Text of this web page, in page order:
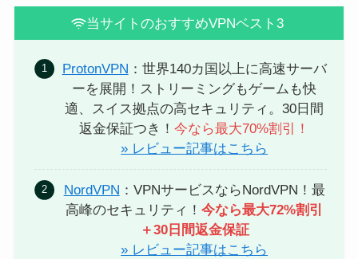
当サイトのおすすめVPNベスト3
ProtonVPN ：世界140カ国以上に高速サーバ
ーを展開！ストリーミングもゲームも快
適、スイス拠点の高セキュリティ。30日間
返金保証つき！今なら最大70%割引！
» レビュー記事はこちら
NordVPN ：VPNサービスならNordVPN！最
高峰のセキュリティ！今なら最大72%割引
＋30日間返金保証
» レビュー記事はこちら